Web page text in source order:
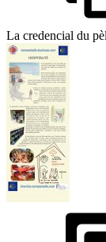
La credencial du